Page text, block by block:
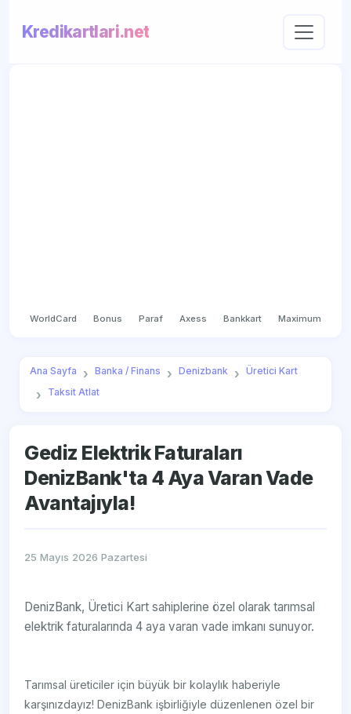
Kredikartlari.net
WorldCard Bonus Paraf Axess Bankkart Maximum
Ana Sayfa Banka / Finans Denizbank
Üretici Kart
Taksit Atlat
Gediz Elektrik Faturaları
DenizBank'ta 4 Aya Varan Vade
Avantajıyla!
25 Mayıs 2026 Pazartesi
DenizBank, Üretici Kart sahiplerine özel olarak tarımsal
elektrik faturalarında 4 aya varan vade imkanı sunuyor.
Tarımsal üreticiler için büyük bir kolaylık haberiyle
karşınızdayız! DenizBank işbirliğiyle düzenlenen özel bir